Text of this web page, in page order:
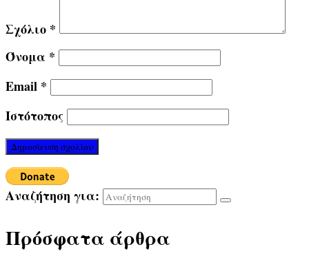
Σχόλιο *
Όνομα *
Email *
Ιστότοπος
Αναζήτηση για:
Πρόσφατα άρθρα